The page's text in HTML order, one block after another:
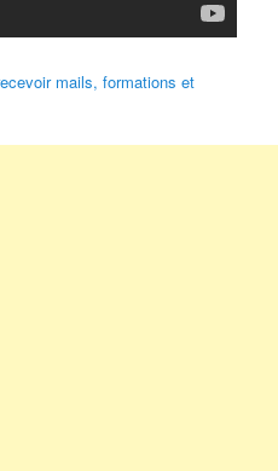
mails, formations et